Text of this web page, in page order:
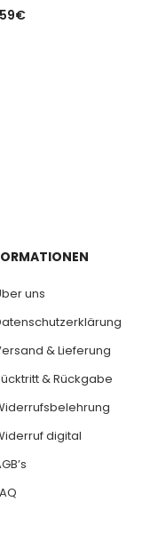
€
uns
& Lieferung
& Rückgabe
digital